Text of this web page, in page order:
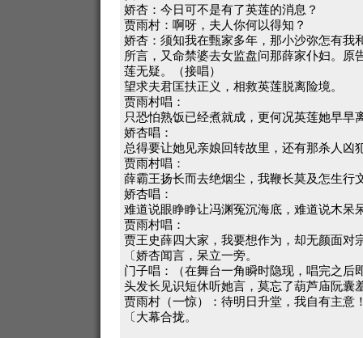
娇杏：今日可不是有了英莲的消息？
贾雨村：啊呀，夫人你何以得知？
娇杏：须知我在甄家多年，那小沙弥怎有我
所言，又命禁婆去女监盘问那薛家仆妇。原
莲无疑。（接唱）
望求夫君匡扶正义，相救英莲脱离险境。
贾雨村唱：
只恐怕熟饭已经煮就成，更何况英莲她早早
娇杏唱：
总得要让她见亲娘回转故里，还有那杀人凶
贾雨村唱：
薛霸王扬长而去绝烟尘，我鞭长莫及怎生行
娇杏唱：
难道说眼睁睁让冯渊冤沉海底，难道说木呆
贾雨村唱：
贾王史薛四大家，我要想作为，却无颜面对
〔娇杏闻言，呆立一旁。
门子唱：（在舞台一角瞬时隐现，唱完之后
头发长见识短休听她言，莫忘了葫芦庙阮囊
贾雨村（一惊）：待明日升堂，我自有主意
〔大幕合拢。